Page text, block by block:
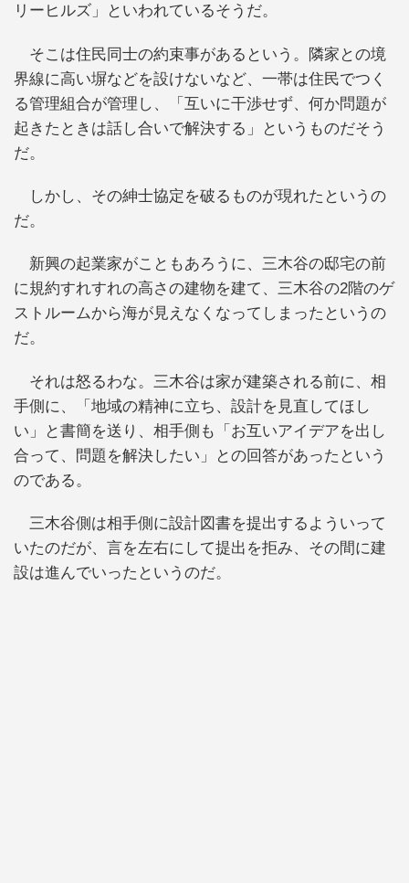
リーヒルズ」といわれているそうだ。
そこは住民同士の約束事があるという。隣家との境
界線に高い塀などを設けないなど、一帯は住民でつく
る管理組合が管理し、「互いに干渉せず、何か問題が
起きたときは話し合いで解決する」というものだそう
だ。
しかし、その紳士協定を破るものが現れたというの
だ。
新興の起業家がこともあろうに、三木谷の邸宅の前
に規約すれすれの高さの建物を建て、三木谷の2階のゲ
ストルームから海が見えなくなってしまったというの
だ。
それは怒るわな。三木谷は家が建築される前に、相
手側に、「地域の精神に立ち、設計を見直してほし
い」と書簡を送り、相手側も「お互いアイデアを出し
合って、問題を解決したい」との回答があったという
のである。
三木谷側は相手側に設計図書を提出するよういって
いたのだが、言を左右にして提出を拒み、その間に建
設は進んでいったというのだ。